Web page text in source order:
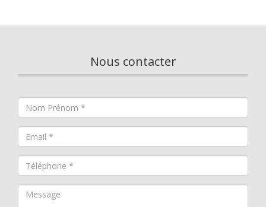
Nous contacter